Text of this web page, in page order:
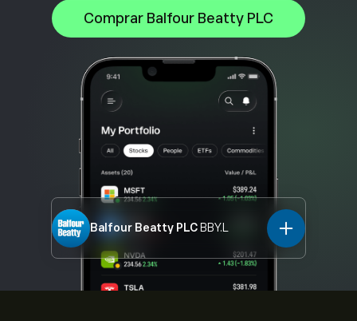
Comprar Balfour Beatty PLC
Balfour Beatty PLC BBY.L